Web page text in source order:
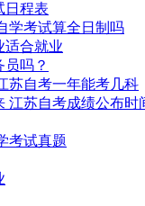
日程表
学考试算全日制吗
适合就业
吗？
苏自考一年能考几科
江苏自考成绩公布时
考试真题